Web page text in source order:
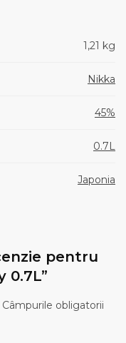
1,21 kg
Nikka
45%
0.7L
Japonia
pentru
0.7L”
Câmpurile obligatorii